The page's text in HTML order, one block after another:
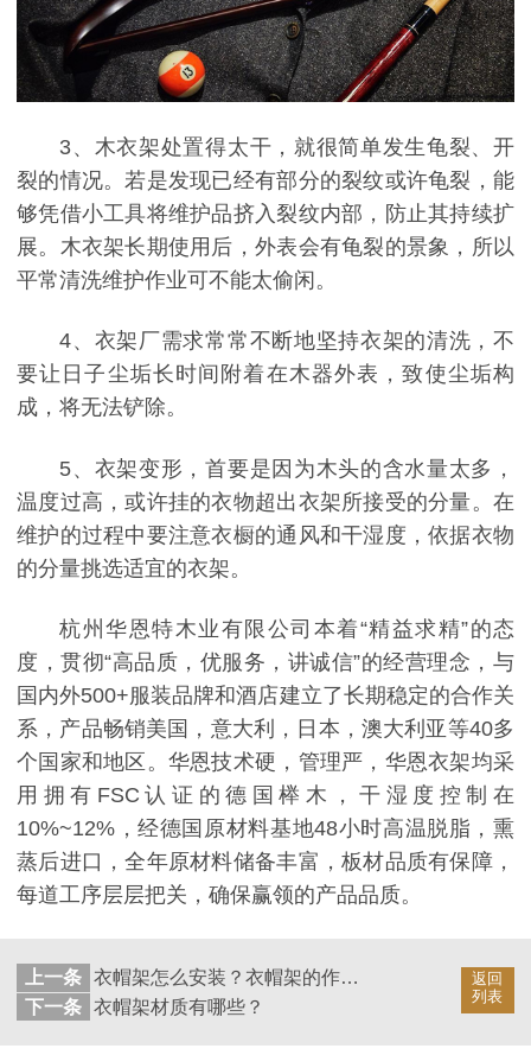
3、木衣架处置得太干，就很简单发生龟裂、开
裂的情况。若是发现已经有部分的裂纹或许龟裂，能
够凭借小工具将维护品挤入裂纹内部，防止其持续扩
展。木衣架长期使用后，外表会有龟裂的景象，所以
平常清洗维护作业可不能太偷闲。
4、衣架厂需求常常不断地坚持衣架的清洗，不
要让日子尘垢长时间附着在木器外表，致使尘垢构
成，将无法铲除。
5、衣架变形，首要是因为木头的含水量太多，
温度过高，或许挂的衣物超出衣架所接受的分量。在
维护的过程中要注意衣橱的通风和干湿度，依据衣物
的分量挑选适宜的衣架。
杭州华恩特木业有限公司本着“精益求精”的态
度，贯彻“高品质，优服务，讲诚信”的经营理念，与
国内外500+服装品牌和酒店建立了长期稳定的合作关
系，产品畅销美国，意大利，日本，澳大利亚等40多
个国家和地区。华恩技术硬，管理严，华恩衣架均采
用拥有FSC认证的德国榉木，干湿度控制在
10%~12%，经德国原材料基地48小时高温脱脂，熏
蒸后进口，全年原材料储备丰富，板材品质有保障，
每道工序层层把关，确保赢领的产品品质。
返回
列表
上一条
衣帽架怎么安装？衣帽架的作用是什么？
下一条 衣帽架材质有哪些？